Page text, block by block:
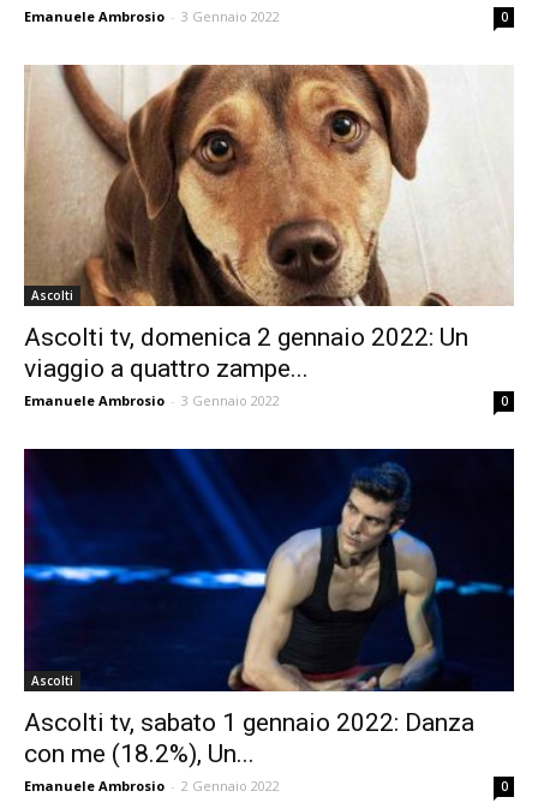
Emanuele Ambrosio - 3 Gennaio 2022 0
Ascolti
Ascolti tv, domenica 2 gennaio 2022: Un
viaggio a quattro zampe...
Emanuele Ambrosio - 3 Gennaio 2022 0
Ascolti
Ascolti tv, sabato 1 gennaio 2022: Danza
con me (18.2%), Un...
Emanuele Ambrosio - 2 Gennaio 2022 0